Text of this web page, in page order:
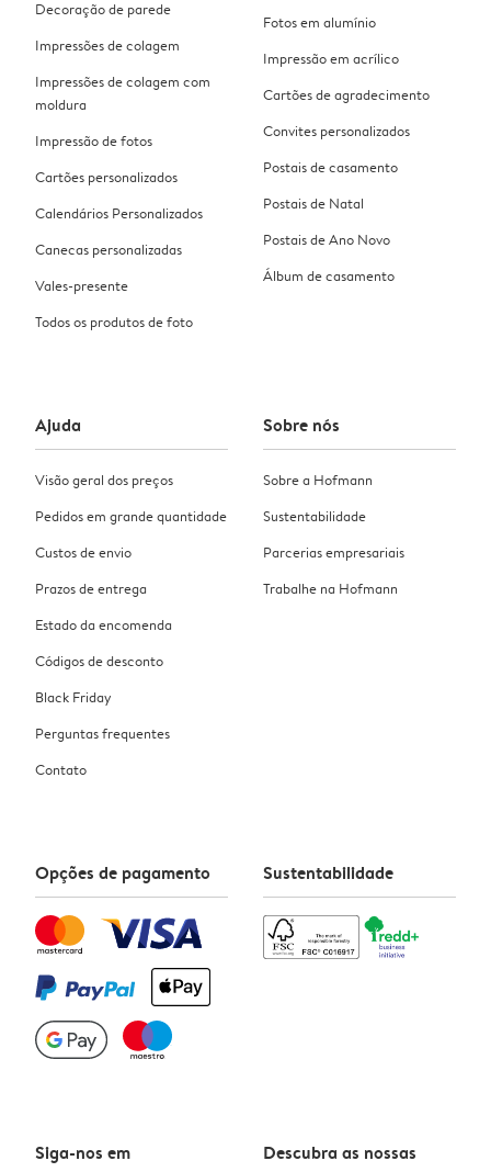
Decoração de parede
Impressões de colagem
Impressões de colagem com
moldura
Impressão de fotos
Cartões personalizados
Calendários Personalizados
Canecas personalizadas
Vales-presente
Todos os produtos de foto
Fotos em alumínio
Impressão em acrílico
Cartões de agradecimento
Convites personalizados
Postais de casamento
Postais de Natal
Postais de Ano Novo
Álbum de casamento
Ajuda
Visão geral dos preços
Pedidos em grande quantidade
Custos de envio
Prazos de entrega
Estado da encomenda
Códigos de desconto
Black Friday
Perguntas frequentes
Contato
Sobre nós
Sobre a Hofmann
Sustentabilidade
Parcerias empresariais
Trabalhe na Hofmann
Opções de pagamento Sustentabilidade
Siga-nos em
Descubra as nossas